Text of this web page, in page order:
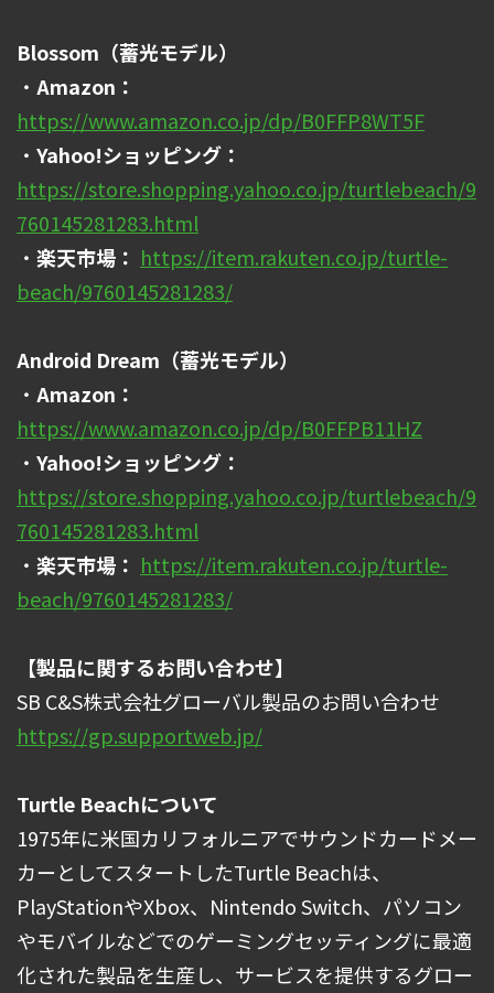
Blossom（蓄光モデル）
・ Amazon：
https://www.amazon.co.jp/dp/B0FFP8WT5F
・ Yahoo!ショッピング：
https://store.shopping.yahoo.co.jp/turtlebeach/9
760145281283.html
・ 楽天市場： https://item.rakuten.co.jp/turtle-
beach/9760145281283/
Android Dream（蓄光モデル）
・ Amazon：
https://www.amazon.co.jp/dp/B0FFPB11HZ
・ Yahoo!ショッピング：
https://store.shopping.yahoo.co.jp/turtlebeach/9
760145281283.html
・ 楽天市場： https://item.rakuten.co.jp/turtle-
beach/9760145281283/
【製品に関するお問い合わせ】
SB C&S株式会社グローバル製品のお問い合わせ
https://gp.supportweb.jp/
Turtle Beachについて
1975年に米国カリフォルニアでサウンドカードメー
カーとしてスタートしたTurtle Beachは、
PlayStationやXbox、Nintendo Switch、パソコン
やモバイルなどでのゲーミングセッティングに最適
化された製品を生産し、サービスを提供するグロー